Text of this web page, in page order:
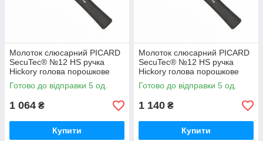
Молоток слюсарний PICARD
SecuTec® №12 HS ручка
Hickory голова порошкове
покриття 400 гр
Готово до відправки 5 од.
1 064 ₴
Купити
Молоток слюсарний PICARD
SecuTec® №12 HS ручка
Hickory голова порошкове
покриття 500 гр
Готово до відправки 5 од.
1 140 ₴
Купити